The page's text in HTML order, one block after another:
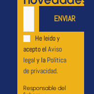
He leido y
acepto el Aviso
legal y la Política
de privacidad.
Responsable del